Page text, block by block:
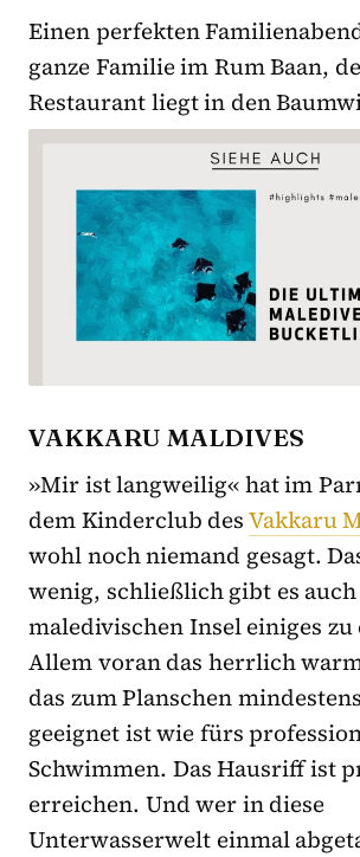
Einen perfekten
ganze Familie im Rum Baan,
Restaurant liegt in den
VAKKARU MALDIVES
»Mir ist langweilig« hat im
dem Kinderclub desVakkaru
wohl noch niemand gesagt.
wenig, schließlich gibt es
maledivischen Insel einiges zu
Allem voran das herrlich
das zum Planschen
geeignet ist wie fürs
Schwimmen. Das Hausriff ist
erreichen. Und wer in diese
Unterwasserwelt einmal